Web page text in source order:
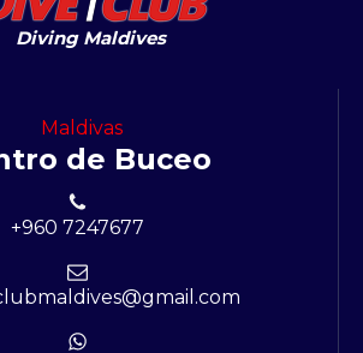
Diving Maldives
Maldivas
de Buceo
+960 7247677